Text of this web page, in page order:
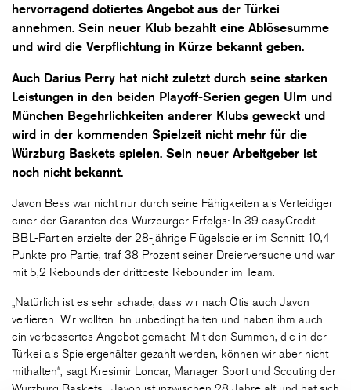
hervorragend dotiertes Angebot aus der Türkei
annehmen. Sein neuer Klub bezahlt eine Ablösesumme
und wird die Verpflichtung in Kürze bekannt geben.
Auch Darius Perry hat nicht zuletzt durch seine starken
Leistungen in den beiden Playoff-Serien gegen Ulm und
München Begehrlichkeiten anderer Klubs geweckt und
wird in der kommenden Spielzeit nicht mehr für die
Würzburg Baskets spielen. Sein neuer Arbeitgeber ist
noch nicht bekannt.
Javon Bess war nicht nur durch seine Fähigkeiten als Verteidiger
einer der Garanten des Würzburger Erfolgs: In 39 easyCredit
BBL-Partien erzielte der 28-jährige Flügelspieler im Schnitt 10,4
Punkte pro Partie, traf 38 Prozent seiner Dreierversuche und war
mit 5,2 Rebounds der drittbeste Rebounder im Team.
„Natürlich ist es sehr schade, dass wir nach Otis auch Javon
verlieren. Wir wollten ihn unbedingt halten und haben ihm auch
ein verbessertes Angebot gemacht. Mit den Summen, die in der
Türkei als Spielergehälter gezahlt werden, können wir aber nicht
mithalten“, sagt Kresimir Loncar, Manager Sport und Scouting der